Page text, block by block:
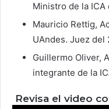
Ministro de la ICA
Mauricio Rettig,
UAndes. Juez del
Guillermo Oliver,
integrante de la
Revisa el video